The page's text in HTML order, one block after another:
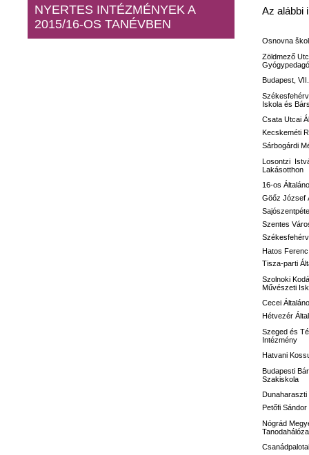
NYERTES INTÉZMÉNYEK A
2015/16-OS TANÉVBEN
Az alábbi
Osnovna
Zöldmező
Budapest,
Iskola és
Csata Utcai
Kecskeméti
Sárbogárdi
Losontzi
Lakásotthon
16-os
Göőz József
Szentes
Hatos
Tisza-parti
Szolnoki
Művészeti
Cecei
Hétvezér
Szeged és
Intézmény
Hatvani
Budapesti
Szakiskola
Dunaharaszti
Petőfi
Nógrád